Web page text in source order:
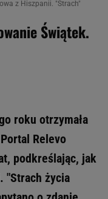
z Hiszpanii. "Strach"
Świątek.
roku otrzymała
Relevo
podkreślając, jak
"Strach życia